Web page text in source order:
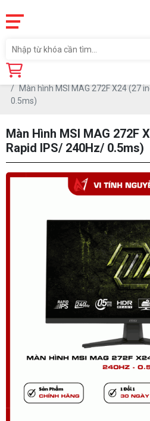
Trang chủ
Màn hình MSI MAG 272F X24 (27
0.5ms)
Màn Hình MSI MAG 272F
Rapid IPS/ 240Hz/ 0.5ms)